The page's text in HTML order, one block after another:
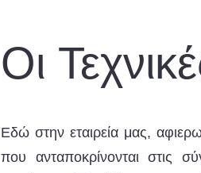
Οι
Εδώ στην εταιρεία μας,
που ανταποκρίνονται στις